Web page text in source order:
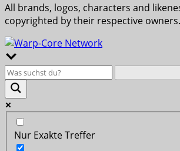
All brands, logos, characters and
copyrighted by their respective owners.
Nur Exakte Treffer